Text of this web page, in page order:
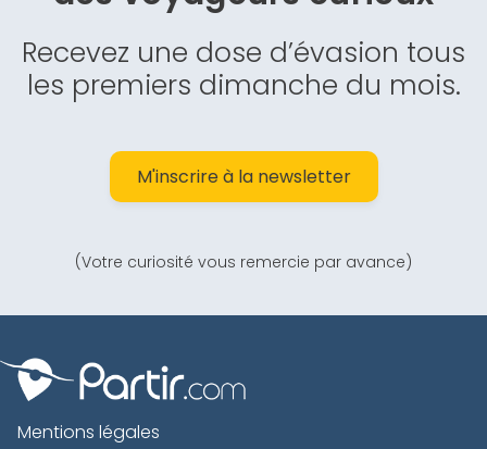
Recevez une dose d’évasion tous
les premiers dimanche du mois.
M'inscrire à la newsletter
(Votre curiosité vous remercie par avance)
Mentions légales